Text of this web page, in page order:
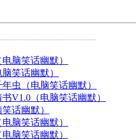
脑笑话幽默）
笑话幽默）
虫（电脑笑话幽默）
V1.0（电脑笑话幽默）
话幽默）
脑笑话幽默）
脑笑话幽默）